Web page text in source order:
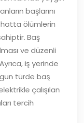
başlarını
hatta ölümlerin
Baş
ve düzenli
iş yerinde
türde baş
çalışılan
tercih